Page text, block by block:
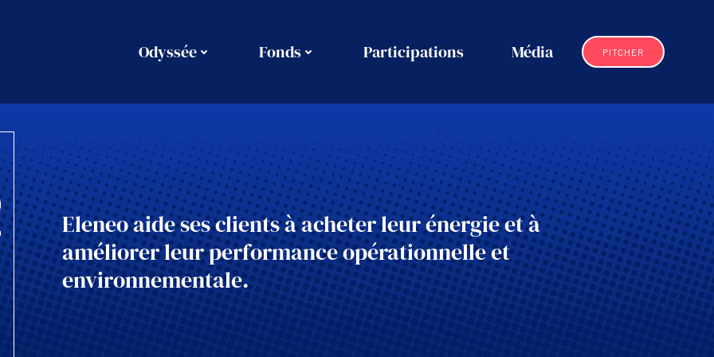
Odyssée Fonds Participations Média PITCHER
Eleneo aide ses clients à acheter leur énergie et à
améliorer leur performance opérationnelle et
environnementale.